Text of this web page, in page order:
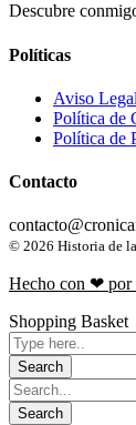
Descubre
Políticas
Aviso Legal
Política de
Política de
Contacto
© 2026 Historia de
Hecho con ❤ por
Shopping Basket